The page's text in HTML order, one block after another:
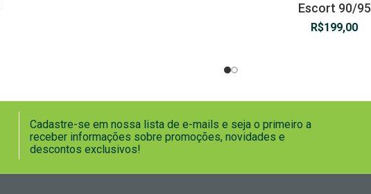
Escort 90/95
R$199,00
Cadastre-se em nossa lista de e-mails e seja o primeiro a
receber informações sobre promoções, novidades e
descontos exclusivos!